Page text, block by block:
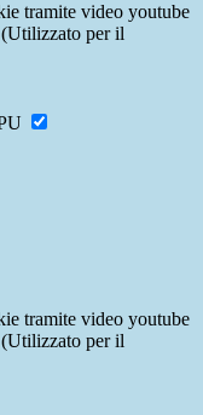
tramite video youtube
per il
tramite video youtube
per il